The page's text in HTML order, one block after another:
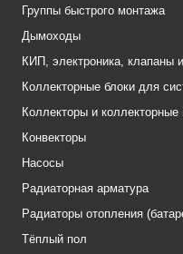
Группы быстрого монтажа
Дымоходы
КИП, электроника, клапаны
Коллекторные блоки для
Коллекторы и коллекторные
Конвекторы
Насосы
Радиаторная арматура
Радиаторы отопления
Тёплый пол